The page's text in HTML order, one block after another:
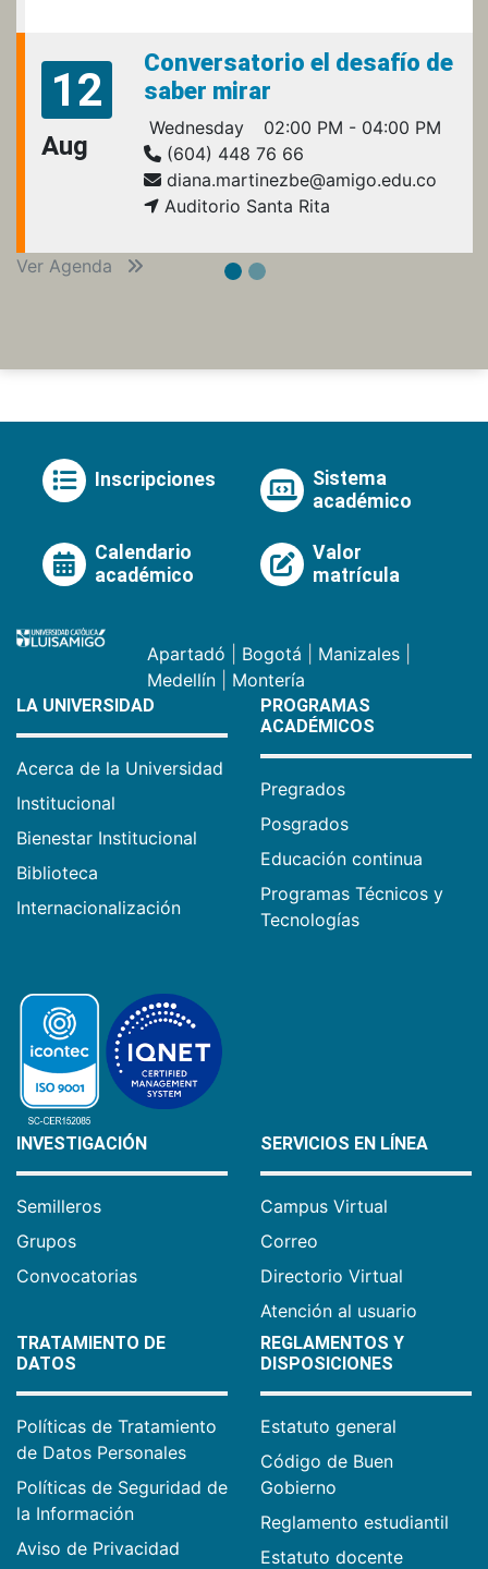
12
Aug
Conversatorio el desafío de
saber mirar
Wednesday
02:00 PM - 04:00 PM
(604) 448 76 66
diana.martinezbe@amigo.edu.co
Auditorio Santa Rita
Ver Agenda
Inscripciones
Sistema
académico
Calendario
académico
Valor
matrícula
Apartadó Bogotá Manizales
Medellín
Montería
LA UNIVERSIDAD
Acerca de la Universidad
Institucional
Bienestar Institucional
Biblioteca
Internacionalización
PROGRAMAS
ACADÉMICOS
Pregrados
Posgrados
Educación continua
Programas Técnicos y
Tecnologías
INVESTIGACIÓN
Semilleros
Grupos
Convocatorias
SERVICIOS EN LÍNEA
Campus Virtual
Correo
Directorio Virtual
Atención al usuario
TRATAMIENTO DE
DATOS
Políticas de Tratamiento
de Datos Personales
Políticas de Seguridad de
la Información
Aviso de Privacidad
REGLAMENTOS Y
DISPOSICIONES
Estatuto general
Código de Buen
Gobierno
Reglamento estudiantil
Estatuto docente